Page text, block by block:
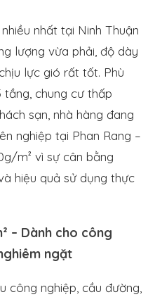
nhất tại Ninh Thuận
lượng vừa phải, độ dày
lực gió rất tốt. Phù
chung cư thấp
sạn, nhà hàng đang
nghiệp tại Phan Rang –
m² vì sự cân bằng
hiệu quả sử dụng thực
– Dành cho công
ngặt
công nghiệp, cầu đường,